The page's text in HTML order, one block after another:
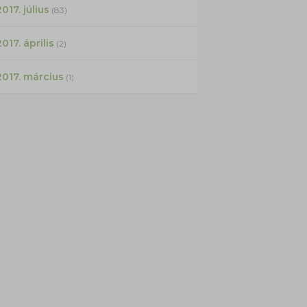
július (83)
április (2)
március (1)